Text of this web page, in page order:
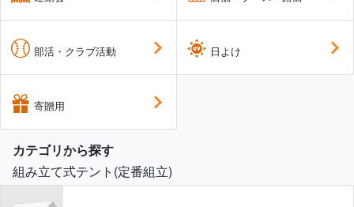
部活・クラブ活動
寄贈用
日よけ
カテゴリから探す
組み立て式テント(定番組立)